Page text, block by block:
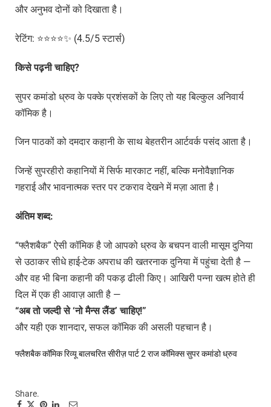
और अनुभव दोनों को दिखाता है।
रेटिंग: ⭐⭐⭐⭐✨ (4.5/5 स्टार्स)
किसे पढ़नी चाहिए?
सुपर कमांडो ध्रुव के पक्के प्रशंसकों के लिए तो यह बिल्कुल अनिवार्य
कॉमिक है।
जिन पाठकों को दमदार कहानी के साथ बेहतरीन आर्टवर्क पसंद आता है।
जिन्हें सुपरहीरो कहानियों में सिर्फ मारकाट नहीं, बल्कि मनोवैज्ञानिक
गहराई और भावनात्मक स्तर पर टकराव देखने में मज़ा आता है।
अंतिम शब्द:
“फ्लैशबैक” ऐसी कॉमिक है जो आपको ध्रुव के बचपन वाली मासूम दुनिया
से उठाकर सीधे हाई-टेक अपराध की खतरनाक दुनिया में पहुंचा देती है —
और वह भी बिना कहानी की पकड़ ढीली किए। आखिरी पन्ना खत्म होते ही
दिल में एक ही आवाज़ आती है —
“अब तो जल्दी से‘नो मैन्स लैंड’चाहिए!”
और यही एक शानदार, सफल कॉमिक की असली पहचान है।
फ्लैशबैक कॉमिक रिव्यूबालचरित सीरीज़ पार्ट 2राज कॉमिक्ससुपर कमांडो ध्रुव
Share.